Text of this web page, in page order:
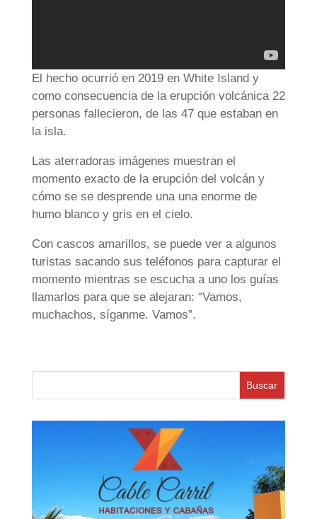
El hecho ocurrió en 2019 en White Island y
como consecuencia de la erupción volcánica 22
personas fallecieron, de las 47 que estaban en
la isla.
Las aterradoras imágenes muestran el
momento exacto de la erupción del volcán y
cómo se se desprende una una enorme de
humo blanco y gris en el cielo.
Con cascos amarillos, se puede ver a algunos
turistas sacando sus teléfonos para capturar el
momento mientras se escucha a uno los guías
llamarlos para que se alejaran: “Vamos,
muchachos, síganme. Vamos”.
Buscar